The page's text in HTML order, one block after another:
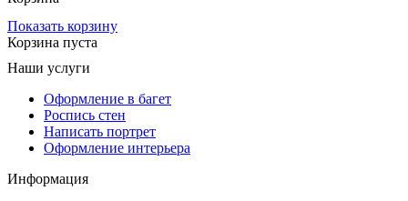
Показать корзину
Корзина пуста
Наши услуги
Оформление в багет
Роспись стен
Написать портрет
Оформление интерьера
Информация